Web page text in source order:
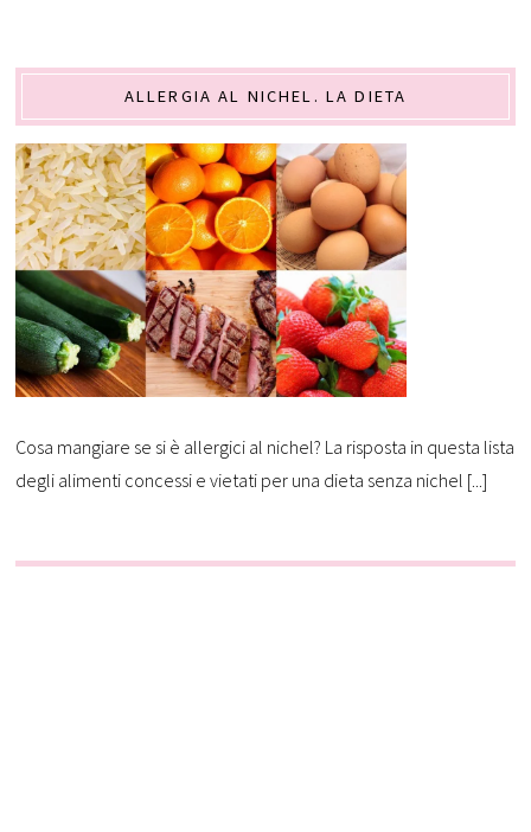
ALLERGIA AL NICHEL. LA DIETA
Cosa mangiare se si è allergici al nichel? La risposta in questa lista
degli alimenti concessi e vietati per una dieta senza nichel [...]